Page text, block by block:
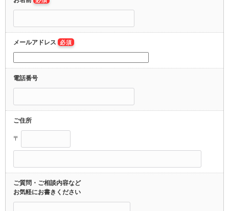
メールアドレス 必須
電話番号
ご住所
〒
ご質問・ご相談内容など
お気軽にお書きください